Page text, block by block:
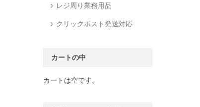
レジ周り業務用品
クリックポスト発送対応
カートの中
カートは空です。